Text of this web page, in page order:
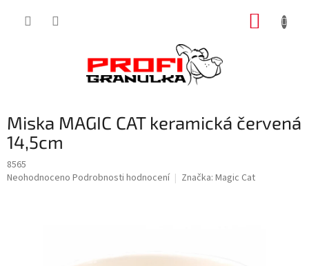
Miska MAGIC CAT keramická červená
14,5cm
8565
Průměrné
Neohodnoceno Podrobnosti hodnocení Značka: Magic Cat